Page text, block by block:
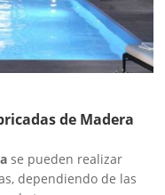
de Madera
se pueden realizar
dependiendo de las